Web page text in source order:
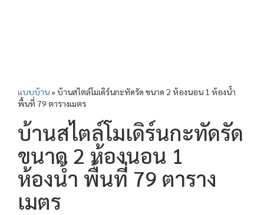
แบบบ้าน»บ้านสไตล์โมเดิร์นกะทัดรัด ขนาด 2 ห้องนอน 1 ห้องน้ำ
พื้นที่ 79 ตารางเมตร
บ้านสไตล์โมเดิร์นกะทัดรัด
ขนาด 2 ห้องนอน 1
ห้องน้ำ พื้นที่ 79 ตาราง
เมตร